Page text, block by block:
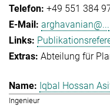
+49 551 384
arghavanian@...
Abteilung für
Iqbal Hossan
Ingenieur